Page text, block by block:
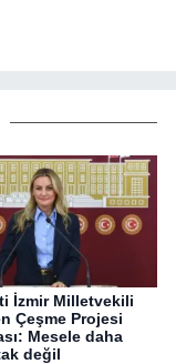
İzmir Milletvekili
Çeşme Projesi
Mesele daha
değil